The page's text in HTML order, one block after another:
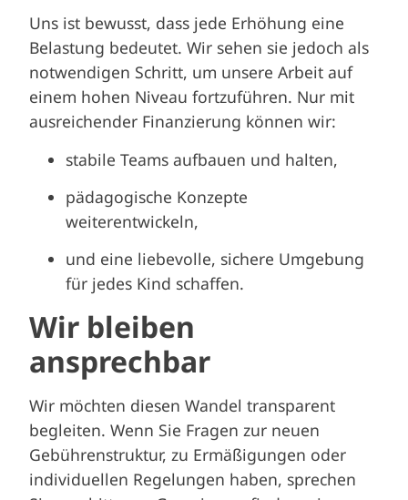
Uns ist bewusst, dass jede Erhöhung eine
Belastung bedeutet. Wir sehen sie jedoch als
notwendigen Schritt, um unsere Arbeit auf
einem hohen Niveau fortzuführen. Nur mit
ausreichender Finanzierung können wir:
stabile Teams aufbauen und halten,
pädagogische Konzepte
weiterentwickeln,
und eine liebevolle, sichere Umgebung
für jedes Kind schaffen.
Wir bleiben
ansprechbar
Wir möchten diesen Wandel transparent
begleiten. Wenn Sie Fragen zur neuen
Gebührenstruktur, zu Ermäßigungen oder
individuellen Regelungen haben, sprechen